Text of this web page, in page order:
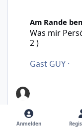
Am Rande
Was mir
2 )
Gast GUY ·
Gast GUY 15 J.
Anmelden